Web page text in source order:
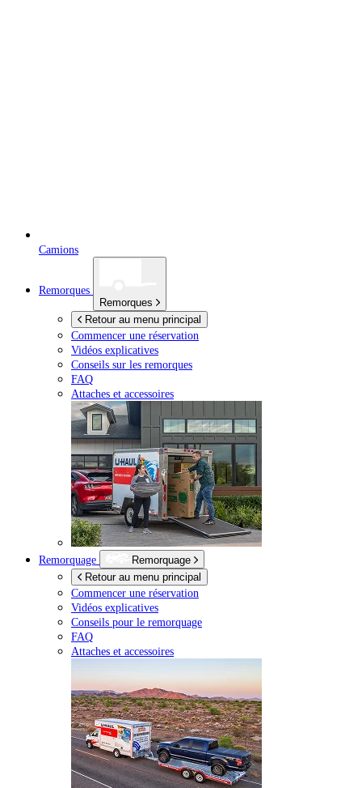
Camions
Remorques
Remorques
Retour au menu principal
Commencer une réservation
Vidéos explicatives
Conseils sur les remorques
FAQ
Attaches et accessoires
Remorquage
Remorquage
Retour au menu principal
Commencer une réservation
Vidéos explicatives
Conseils pour le remorquage
FAQ
Attaches et accessoires